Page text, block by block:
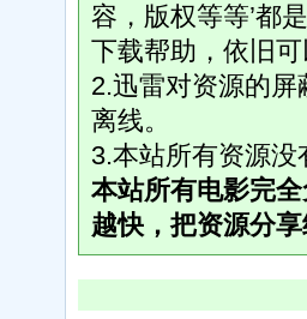
容，版权等等’都
下载帮助，依旧
2.迅雷对资源的
离线。
3.本站所有资源
本站所有电影完
越快，把资源分